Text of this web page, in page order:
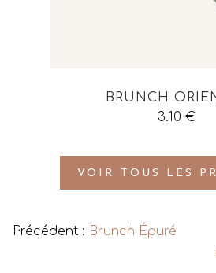
BRUNCH
3.10 €
VOIR TOUS LES
Précédent : Brunch Épuré